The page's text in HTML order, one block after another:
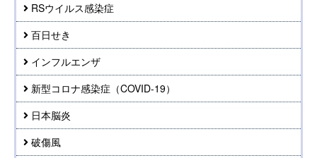
RSウイルス感染症
百日せき
インフルエンザ
新型コロナ感染症（COVID-19）
日本脳炎
破傷風